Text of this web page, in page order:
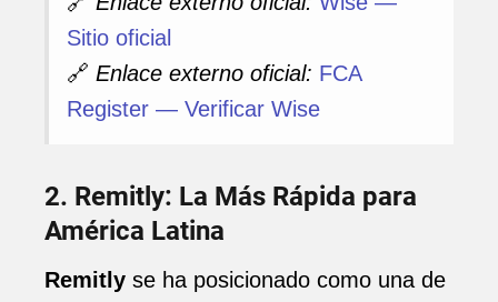
Sitio oficial
🔗 Enlace externo oficial: FCA
Register — Verificar Wise
2. Remitly: La Más Rápida para
América Latina
Remitly se ha posicionado como una de